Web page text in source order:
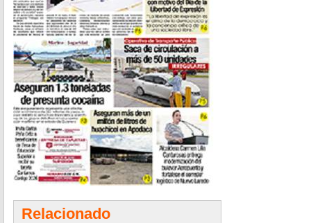
Relacionado